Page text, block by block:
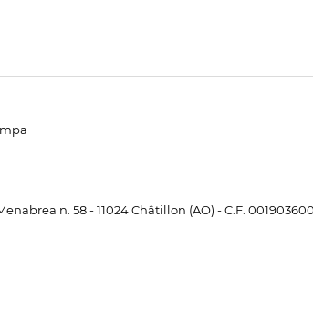
n. 58 - 11024 Châtillon (AO) - C.F.